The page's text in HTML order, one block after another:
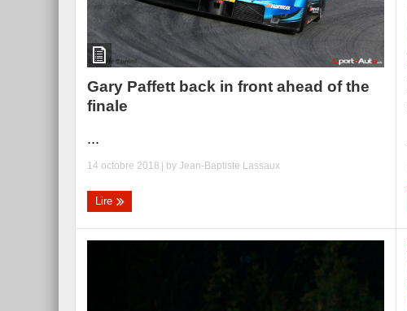
Gary Paffett back in front ahead of the
finale
...
14 octobre 2018 | by Jean-Baptiste Lassaux
Lire
Essai – Morgan Supersport